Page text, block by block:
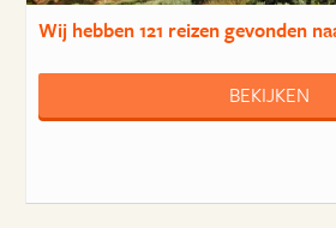
Wij hebben121 reizengevonden
BEKIJKEN